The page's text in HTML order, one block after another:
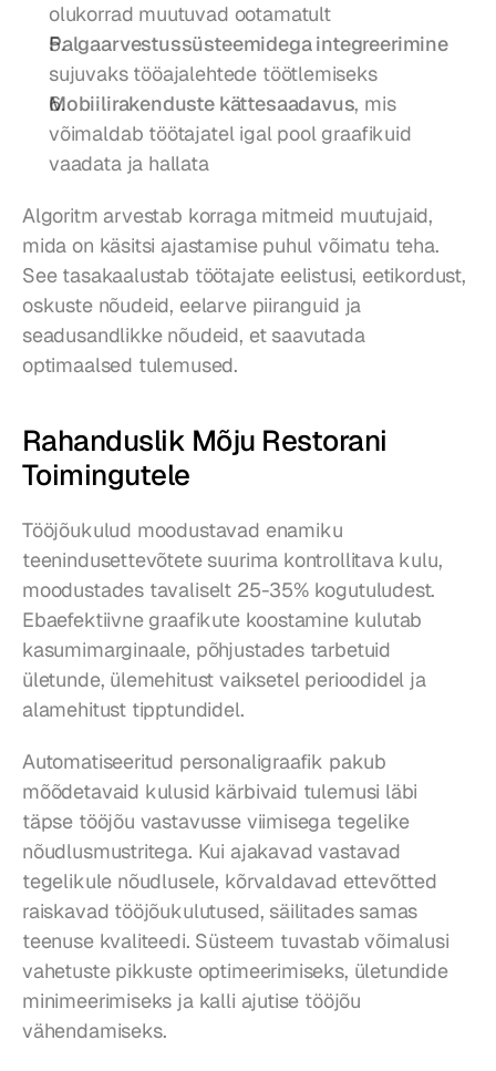
olukorrad muutuvad ootamatult
Palgaarvestussüsteemidega integreerimine
sujuvaks tööajalehtede töötlemiseks
Mobiilirakenduste kättesaadavus, mis
võimaldab töötajatel igal pool graafikuid
vaadata ja hallata
Algoritm arvestab korraga mitmeid muutujaid,
mida on käsitsi ajastamise puhul võimatu teha.
See tasakaalustab töötajate eelistusi, eetikordust,
oskuste nõudeid, eelarve piiranguid ja
seadusandlikke nõudeid, et saavutada
optimaalsed tulemused.
Rahanduslik Mõju Restorani
Toimingutele
Tööjõukulud moodustavad enamiku
teenindusettevõtete suurima kontrollitava kulu,
moodustades tavaliselt 25-35% kogutuludest.
Ebaefektiivne graafikute koostamine kulutab
kasumimarginaale, põhjustades tarbetuid
ületunde, ülemehitust vaiksetel perioodidel ja
alamehitust tipptundidel.
Automatiseeritud personaligraafik pakub
mõõdetavaid kulusid kärbivaid tulemusi läbi
täpse tööjõu vastavusse viimisega tegelike
nõudlusmustritega. Kui ajakavad vastavad
tegelikule nõudlusele, kõrvaldavad ettevõtted
raiskavad tööjõukulutused, säilitades samas
teenuse kvaliteedi. Süsteem tuvastab võimalusi
vahetuste pikkuste optimeerimiseks, ületundide
minimeerimiseks ja kalli ajutise tööjõu
vähendamiseks.